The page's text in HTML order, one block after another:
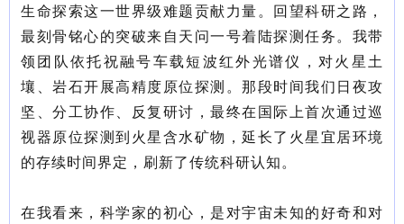
生命探索这一世界级难题贡献力量。回望科研之路，
最刻骨铭心的突破来自天问一号着陆探测任务。我带
领团队依托祝融号车载短波红外光谱仪，对火星土
壤、岩石开展高精度原位探测。那段时间我们日夜攻
坚、分工协作、反复研讨，最终在国际上首次通过巡
视器原位探测到火星含水矿物，延长了火星宜居环境
的存续时间界定，刷新了传统科研认知。
在我看来，科学家的初心，是对宇宙未知的好奇和对